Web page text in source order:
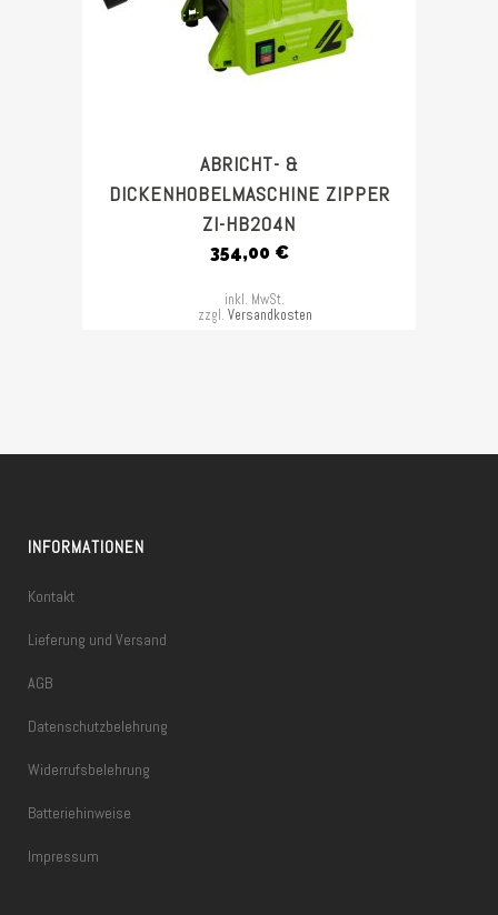
ABRICHT- &
DICKENHOBELMASCHINE ZIPPER
ZI-HB204N
354,00 €
inkl. MwSt.
zzgl. Versandkosten
INFORMATIONEN
Kontakt
Lieferung und Versand
AGB
Datenschutzbelehrung
Widerrufsbelehrung
Batteriehinweise
Impressum